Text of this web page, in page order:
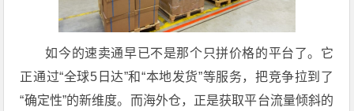
如今的速卖通早已不是那个只拼价格的平台了。它
正通过“全球5日达”和“本地发货”等服务，把竞争拉到了
“确定性”的新维度。而海外仓，正是获取平台流量倾斜的